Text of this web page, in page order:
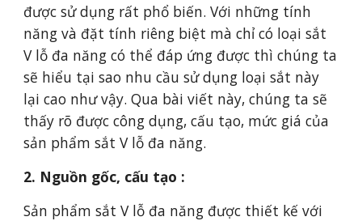
được sử dụng rất phổ biến. Với những tính
năng và đặt tính riêng biệt mà chỉ có loại sắt
V lỗ đa năng có thể đáp ứng được thì chúng ta
sẽ hiểu tại sao nhu cầu sử dụng loại sắt này
lại cao như vậy. Qua bài viết này, chúng ta sẽ
thấy rõ được công dụng, cấu tạo, mức giá của
sản phẩm sắt V lỗ đa năng.
2. Nguồn gốc, cấu tạo :
Sản phẩm sắt V lỗ đa năng được thiết kế với